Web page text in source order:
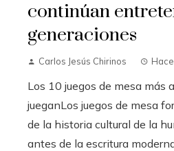
continúan
generaciones
Carlos Jesús Chirinos
Los 10 juegos de mesa más
jueganLos juegos de mesa
de la historia cultural de la
antes de la escritura moderna